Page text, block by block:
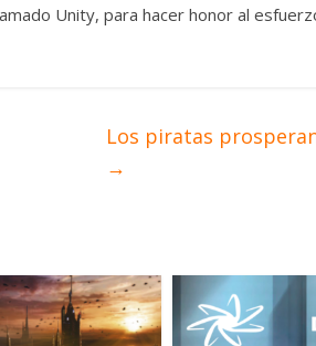
Unity, para hacer honor al
Los piratas
→